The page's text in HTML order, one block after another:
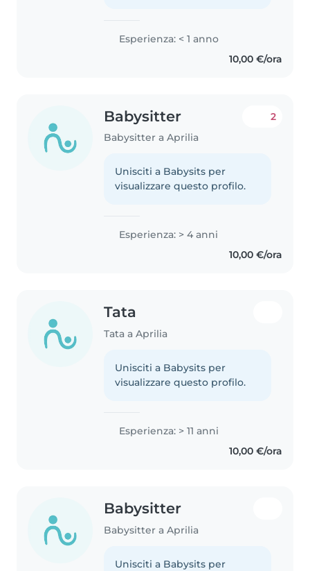
Esperienza: < 1 anno
10,00 €/ora
Babysitter
Babysitter a Aprilia
2
Unisciti a Babysits per
visualizzare questo profilo.
Esperienza: > 4 anni
10,00 €/ora
Tata
Tata a Aprilia
Unisciti a Babysits per
visualizzare questo profilo.
Esperienza: > 11 anni
10,00 €/ora
Babysitter
Babysitter a Aprilia
Unisciti a Babysits per